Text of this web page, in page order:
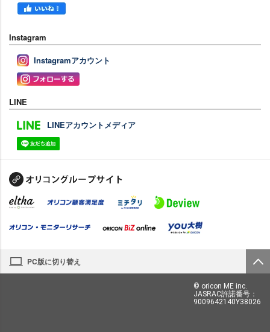
Instagram
Instagramアカウント
LINE
LINEアカウントメディア
PC版に切り替え
© oricon ME inc.
JASRAC許諾番号：
9009642140Y38026